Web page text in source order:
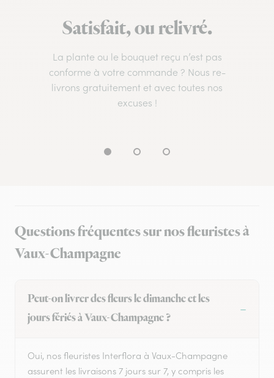
Satisfait, ou relivré.
La plante ou le bouquet reçu n’est pas
conforme à votre commande ? Nous re-
livrons gratuitement et avec toutes nos
excuses !
Questions fréquentes sur nos fleuristes à
Vaux-Champagne
Peut-on livrer des fleurs le dimanche et les
jours fériés à Vaux-Champagne ?
Oui, nos fleuristes Interflora à Vaux-Champagne
assurent les livraisons 7 jours sur 7, y compris les